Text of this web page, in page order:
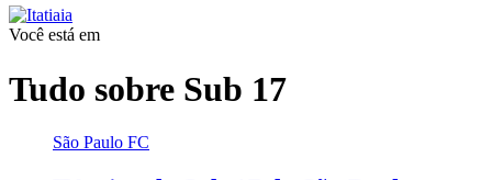
Você está em
Tudo sobre Sub 17
São Paulo FC